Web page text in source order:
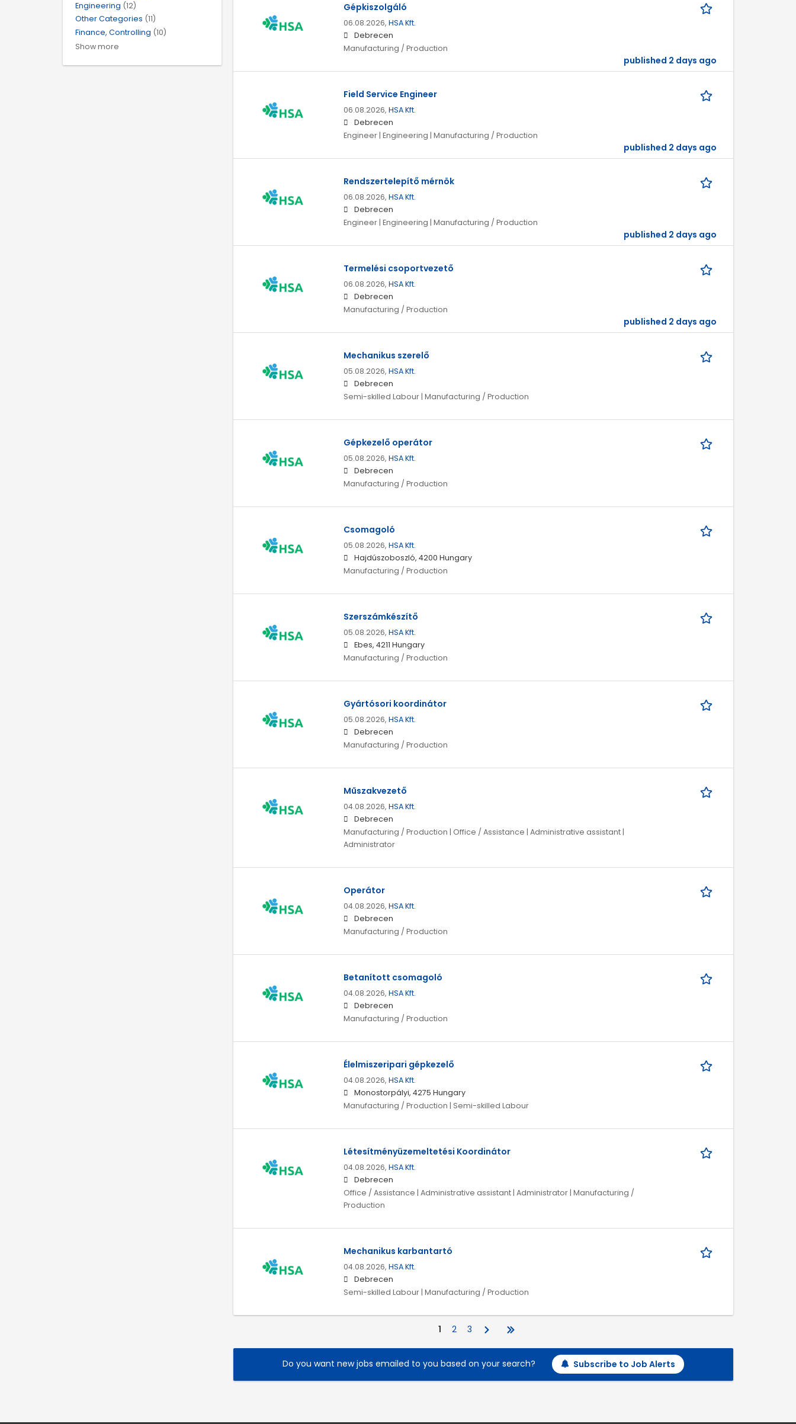
Gépkiszolgáló
06.08.2026, HSA Kft.
Debrecen
Manufacturing / Production
published 2 days ago
Field Service Engineer
06.08.2026, HSA Kft.
Debrecen
Engineer | Engineering | Manufacturing / Production
published 2 days ago
Rendszertelepítő mérnök
06.08.2026, HSA Kft.
Debrecen
Engineer | Engineering | Manufacturing / Production
published 2 days ago
Termelési csoportvezető
06.08.2026, HSA Kft.
Debrecen
Manufacturing / Production
published 2 days ago
Mechanikus szerelő
05.08.2026, HSA Kft.
Debrecen
Semi-skilled Labour | Manufacturing / Production
Gépkezelő operátor
05.08.2026, HSA Kft.
Debrecen
Manufacturing / Production
Csomagoló
05.08.2026, HSA Kft.
Hajdúszoboszló, 4200 Hungary
Manufacturing / Production
Szerszámkészítő
05.08.2026, HSA Kft.
Ebes, 4211 Hungary
Manufacturing / Production
Gyártósori koordinátor
05.08.2026, HSA Kft.
Debrecen
Manufacturing / Production
Műszakvezető
04.08.2026, HSA Kft.
Debrecen
Manufacturing / Production | Office / Assistance | Administrative assistant |
Administrator
Operátor
04.08.2026, HSA Kft.
Debrecen
Manufacturing / Production
Betanított csomagoló
04.08.2026, HSA Kft.
Debrecen
Manufacturing / Production
Élelmiszeripari gépkezelő
04.08.2026, HSA Kft.
Monostorpályi, 4275 Hungary
Manufacturing / Production | Semi-skilled Labour
Létesítményüzemeltetési Koordinátor
04.08.2026, HSA Kft.
Debrecen
Office / Assistance | Administrative assistant | Administrator | Manufacturing /
Production
Mechanikus karbantartó
04.08.2026, HSA Kft.
Debrecen
Semi-skilled Labour | Manufacturing / Production
1 2 3
Do you want new jobs emailed to you based on your search? Subscribe to Job Alerts
Engineering (12)
Other Categories (11)
Finance, Controlling (10)
Show more